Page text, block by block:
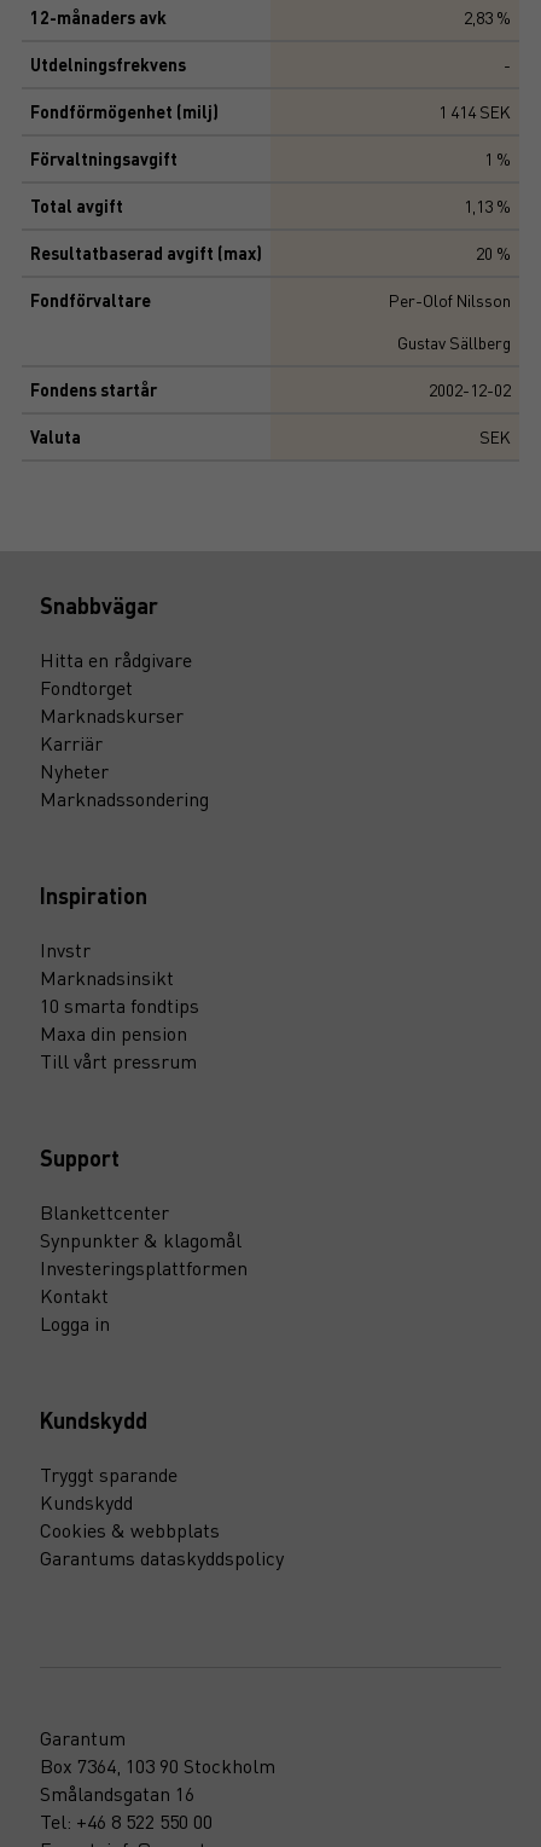
12-månaders avk 2,83 %
Utdelningsfrekvens -
Fondförmögenhet (milj) 1 414 SEK
Förvaltningsavgift 1 %
Total avgift 1,13 %
Resultatbaserad avgift (max) 20 %
Fondförvaltare
Per-Olof Nilsson
Gustav Sällberg
Fondens startår 2002-12-02
Valuta SEK
Snabbvägar
Hitta en rådgivare
Fondtorget
Marknadskurser
Karriär
Nyheter
Marknadssondering
Inspiration
Invstr
Marknadsinsikt
10 smarta fondtips
Maxa din pension
Till vårt pressrum
Support
Blankettcenter
Synpunkter & klagomål
Investeringsplattformen
Kontakt
Logga in
Kundskydd
Tryggt sparande
Kundskydd
Cookies & webbplats
Garantums dataskyddspolicy
Garantum
Box 7364, 103 90 Stockholm
Smålandsgatan 16
Tel: +46 8 522 550 00